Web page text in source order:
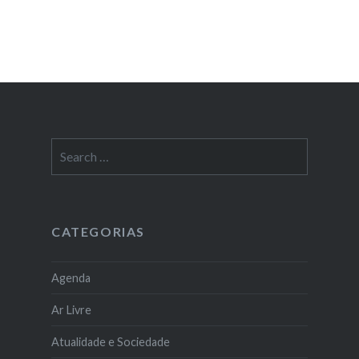
for:
CATEGORIAS
Agenda
Ar Livre
Atualidade e Sociedade